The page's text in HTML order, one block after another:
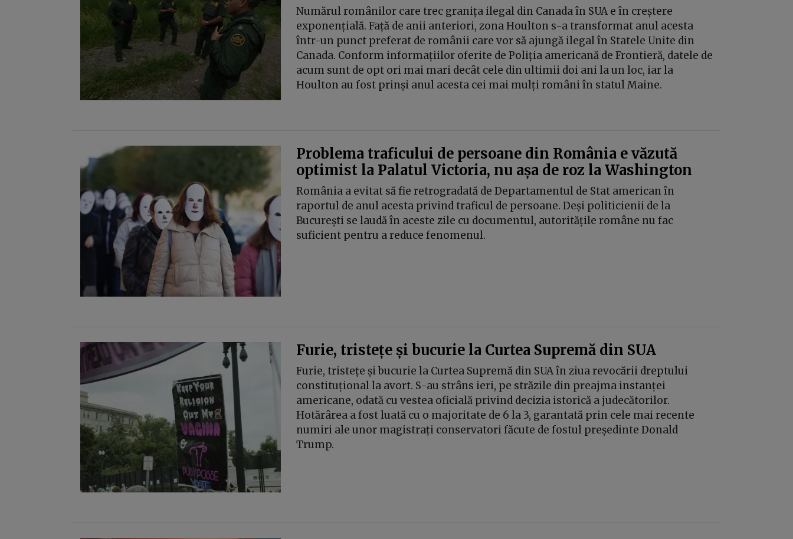
Numărul românilor care trec granița ilegal din Canada în SUA e în creștere
exponențială. Față de anii anteriori, zona Houlton s-a transformat anul acesta
într-un punct preferat de românii care vor să ajungă ilegal în Statele Unite din
Canada. Conform informațiilor oferite de Poliția americană de Frontieră, datele de
acum sunt de opt ori mai mari decât cele din ultimii doi ani la un loc, iar la
Houlton au fost prinși anul acesta cei mai mulți români în statul Maine.
Problema traficului de persoane din România e văzută
optimist la Palatul Victoria, nu așa de roz la Washington
România a evitat să fie retrogradată de Departamentul de Stat american în
raportul de anul acesta privind traficul de persoane. Deși politicienii de la
București se laudă în aceste zile cu documentul, autoritățile române nu fac
suficient pentru a reduce fenomenul.
Furie, tristețe și bucurie la Curtea Supremă din SUA
Furie, tristețe și bucurie la Curtea Supremă din SUA în ziua revocării dreptului
constituțional la avort. S-au strâns ieri, pe străzile din preajma instanței
americane, odată cu vestea oficială privind decizia istorică a judecătorilor.
Hotărârea a fost luată cu o majoritate de 6 la 3, garantată prin cele mai recente
numiri ale unor magistrați conservatori făcute de fostul președinte Donald
Trump.